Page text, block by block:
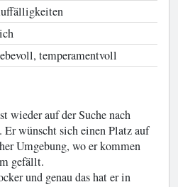
temperamentvoll
wieder auf der Suche nach
Er wünscht sich einen Platz auf
Umgebung, wo er kommen
gefällt.
und genau das hat er in